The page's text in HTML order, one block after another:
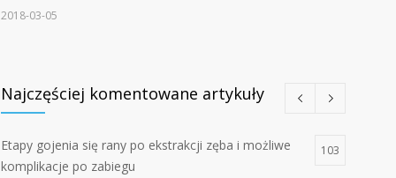
2018-03-05
Najczęściej komentowane artykuły
Etapy gojenia się rany po ekstrakcji zęba i możliwe
komplikacje po zabiegu
103